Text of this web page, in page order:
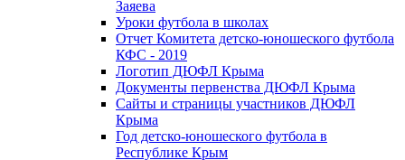
Заяева
Уроки футбола в школах
Отчет Комитета детско-юношеского футбола
КФС - 2019
Логотип ДЮФЛ Крыма
Документы первенства ДЮФЛ Крыма
Сайты и страницы участников ДЮФЛ
Крыма
Год детско-юношеского футбола в
Республике Крым